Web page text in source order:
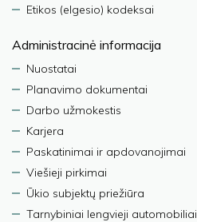
Etikos (elgesio) kodeksai
Administracinė informacija
Nuostatai
Planavimo dokumentai
Darbo užmokestis
Karjera
Paskatinimai ir apdovanojimai
Viešieji pirkimai
Ūkio subjektų priežiūra
Tarnybiniai lengvieji automobiliai